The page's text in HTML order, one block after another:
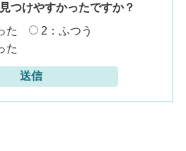
つけやすかったですか？
た
2：ふつう
た